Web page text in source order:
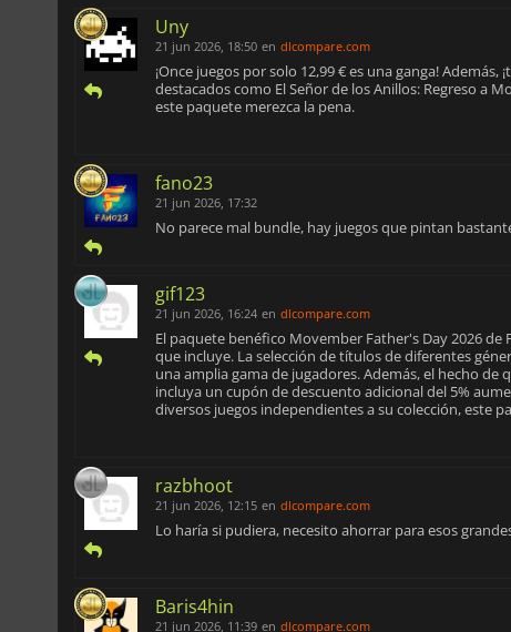
Uny
21 jun 2026, 18:50 en dlcompare.com
¡Once juegos por solo 12,99 € es una ganga!
destacados como El Señor de los Anillos: Regreso a
este paquete merezca la pena.
fano23
21 jun 2026, 17:32
No parece mal bundle, hay juegos que pintan
gif123
21 jun 2026, 16:24 en dlcompare.com
El paquete benéfico Movember Father's Day 2026
que incluye. La selección de títulos de diferentes
una amplia gama de jugadores. Además, el hecho de
incluya un cupón de descuento adicional del 5%
diversos juegos independientes a su colección, este
razbhoot
21 jun 2026, 12:15 en dlcompare.com
Lo haría si pudiera, necesito ahorrar para esos
Baris4hin
21 jun 2026, 11:39 en dlcompare.com